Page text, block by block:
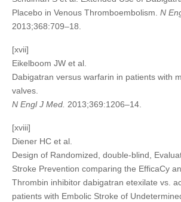
Placebo in Venous Thromboembolism. N
2013;368:709–18.
[xvii]
Eikelboom JW et al.
Dabigatran versus warfarin in patients with
valves.
N Engl J Med. 2013;369:1206–14.
[xviii]
Diener HC et al.
Design of Randomized, double-blind,
Stroke Prevention comparing the EfficaCy
Thrombin inhibitor dabigatran etexilate vs.
patients with Embolic Stroke of